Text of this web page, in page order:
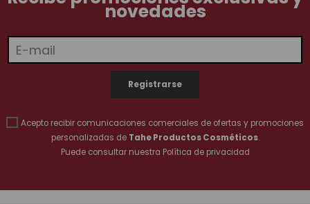
novedades
Acepto recibir comunicaciones comerciales de ofertas y promociones
personalizadas de Tahe Productos Cosméticos.
Puede consultar nuestra Política de privacidad